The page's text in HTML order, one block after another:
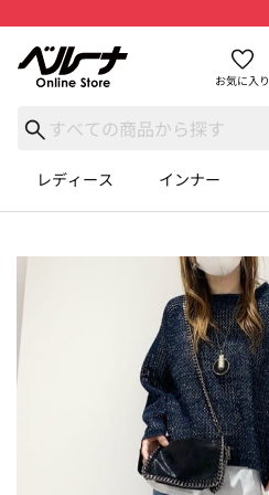
お気に入り
レディース インナー